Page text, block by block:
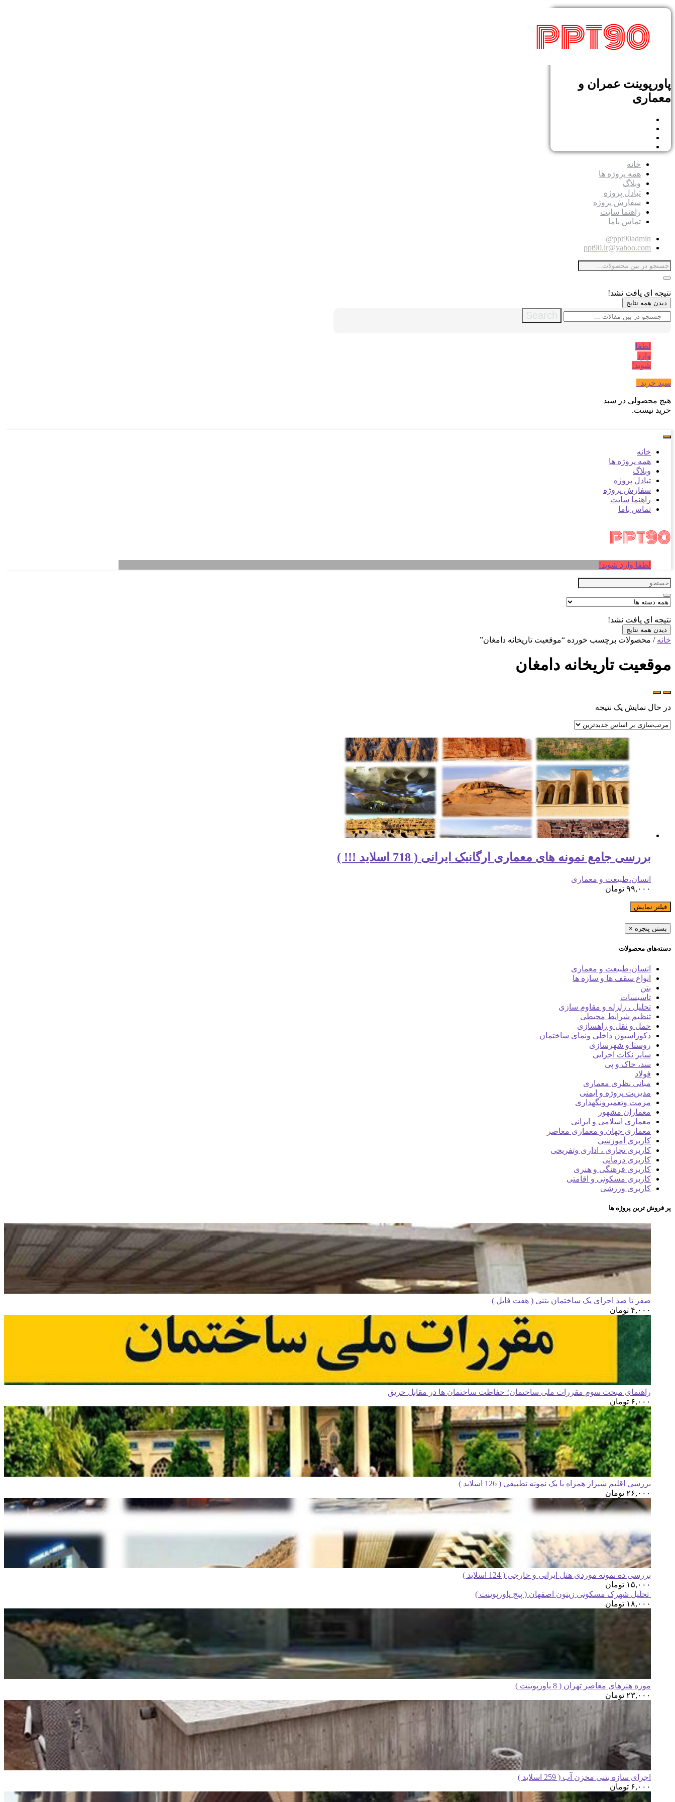
پاورپوینت عمران و
معماری
خانه
همه پروژه ها
وبلاگ
تبادل پروژه
سفارش پروژه
راهنما سایت
تماس باما
ppt90admin@
ppt90.ir@yahoo.com
نتیجه ای یافت نشد!
دیدن همه نتایج
Search
لطفا
وارد
شوید!
سبد خرید
هیچ محصولی در سبد
خرید نیست.
خانه
همه پروژه ها
وبلاگ
تبادل پروژه
سفارش پروژه
راهنما سایت
تماس باما
لطفا وارد شوید!
نتیجه ای یافت نشد!
دیدن همه نتایج
خانه / محصولات برچسب خورده “موقعیت تاريخانه دامغان”
موقعیت تاريخانه دامغان
در حال نمایش یک نتیجه
بررسی جامع نمونه های معماری ارگانیک ایرانی ( 718 اسلاید !!! )
انسان،طبیعت و معماری
۹۹,۰۰۰ تومان
فیلتر نمایش
بستن پنجره ×
دسته‌های محصولات
انسان،طبیعت و معماری
انواع سقف ها و سازه ها
بتن
تاسیسات
تحلیل ، زلزله و مقاوم سازی
تنظیم شرایط محیطی
حمل و نقل و راهسازی
دکوراسیون داخلی ونمای ساختمان
روستا و شهرسازی
سایر نکات اجرایی
سد، خاک و پی
فولاد
مبانی نظری معماری
مدیریت پروژه و ایمنی
مرمت وتعمیرونگهداری
معماران مشهور
معماری اسلامی و ایرانی
معماری جهان و معماری معاصر
کاربری آموزشی
کاربری تجاری ، اداری وتفریحی
کاربری درمانی
کاربری فرهنگی و هنری
کاربری مسکونی و اقامتی
کاربری ورزشی
پر فروش ترین پروژه ها
صفر تا صد اجرای یک ساختمان بتنی ( هفت فایل )
۴,۰۰۰ تومان
راهنمای مبحث سوم مقررات ملی ساختمان؛ حفاظت ساختمان ها در مقابل حریق
۶,۰۰۰ تومان
بررسی اقلیم شیراز همراه با یک نمونه تطبیقی ( 126 اسلاید )
۲۶,۰۰۰ تومان
بررسی ده نمونه موردی هتل ایرانی و خارجی ( 124 اسلاید )
۱۵,۰۰۰ تومان
تحلیل شهرک مسکونی زیتون اصفهان ( پنج پاورپوینت )
۱۸,۰۰۰ تومان
موزه هنرهای معاصر تهران ( 8 پاورپوینت )
۲۳,۰۰۰ تومان
اجرای سازه بتنی مخزن آب ( 259 اسلاید )
۶,۰۰۰ تومان